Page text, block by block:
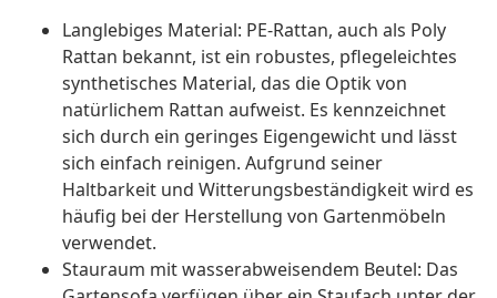
Langlebiges Material: PE-Rattan, auch als Poly
Rattan bekannt, ist ein robustes, pflegeleichtes
synthetisches Material, das die Optik von
natürlichem Rattan aufweist. Es kennzeichnet
sich durch ein geringes Eigengewicht und lässt
sich einfach reinigen. Aufgrund seiner
Haltbarkeit und Witterungsbeständigkeit wird es
häufig bei der Herstellung von Gartenmöbeln
verwendet.
Stauraum mit wasserabweisendem Beutel: Das